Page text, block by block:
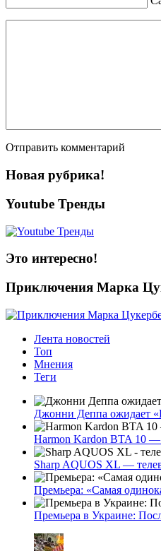
Отправить комментарий
Новая рубрика!
Youtube Тренды
Это интересно!
Приключения Марка
Лента новостей
Топ
Мнения
Теги
Джонни Деппа ожидает
Harmon Kardon BTA 10 —
Sharp AQUOS XL —
Премьера: «Самая
Премьера в Украине: